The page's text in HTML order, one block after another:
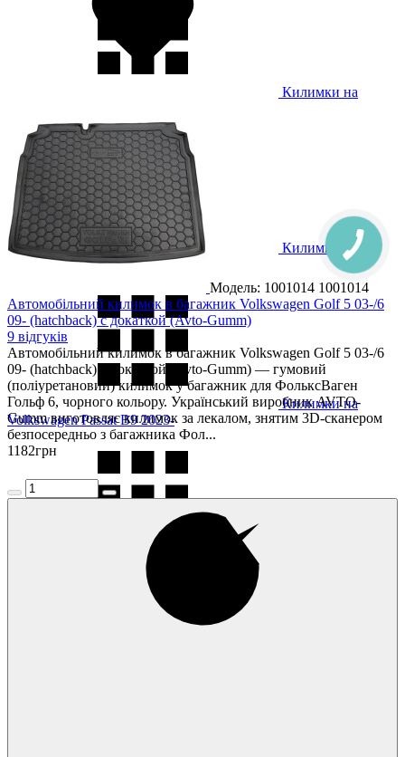
Килимки на
Килимки на
Volkswagen Passat B8 2015-
Килимки на
Volkswagen Passat B9 2023-
Volkswagen Passat CC 2008-
Модель: 1001014 1001014
Автомобільний килимок в багажник Volkswagen Golf 5 03-/6
09- (hatchback) с докаткой (Avto-Gumm)
9 відгуків
Автомобільний килимок в багажник Volkswagen Golf 5 03-/6
09- (hatchback) с докаткой (Avto-Gumm) — гумовий
(поліуретановий) килимок у багажник для ФольксВаген
Гольф 6, чорного кольору. Український виробник AVTO-
Gumm виготовляє килимок за лекалом, знятим 3D-сканером
безпосередньо з багажника Фол...
1182грн